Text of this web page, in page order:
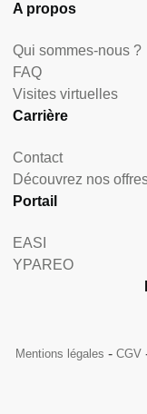
A propos
Qui sommes-nous ?
FAQ
Visites virtuelles
Carrière
Contact
Découvrez nos
Portail
EASI
YPAREO
Mentions légales CGV